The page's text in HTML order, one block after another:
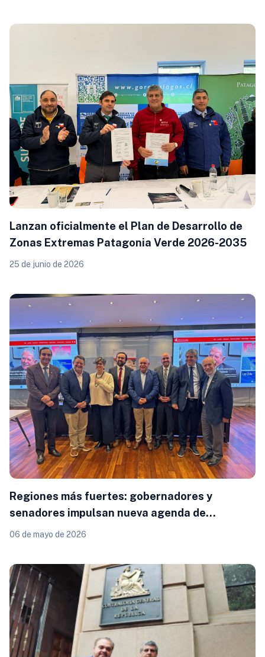
Lanzan oficialmente el Plan de Desarrollo de
Zonas Extremas Patagonia Verde 2026-2035
25 de junio de 2026
Regiones más fuertes: gobernadores y
senadores impulsan nueva agenda de
descentralización
06 de mayo de 2026